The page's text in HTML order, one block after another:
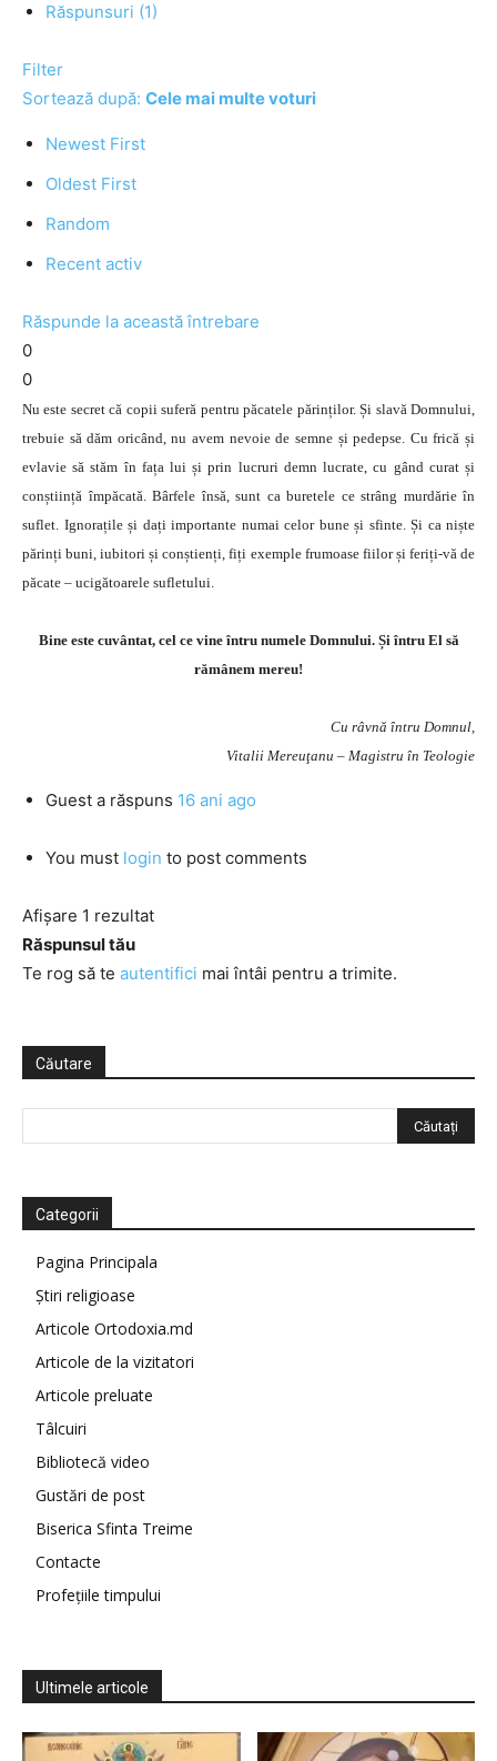
Răspunsuri (1)
Filter
Sortează după: Cele mai multe voturi
Newest First
Oldest First
Random
Recent activ
Răspunde la această întrebare
0
0
Nu este secret că copii suferă pentru păcatele părinților. Și slavă Domnului,
trebuie să dăm oricând, nu avem nevoie de semne și pedepse. Cu frică și
evlavie să stăm în fața lui și prin lucruri demn lucrate, cu gând curat și
conștiință împăcată. Bârfele însă, sunt ca buretele ce strâng murdărie în
suflet. Ignorațile și dați importante numai celor bune și sfinte. Și ca niște
părinți buni, iubitori și conștienți, fiți exemple frumoase fiilor și feriți-vă de
păcate – ucigătoarele sufletului.
Bine este cuvântat, cel ce vine întru numele Domnului. Și întru El să
rămânem mereu!
Cu râvnă întru Domnul,
Vitalii Mereuţanu – Magistru în Teologie
Guest a răspuns 16 ani ago
You must login to post comments
Afișare 1 rezultat
Răspunsul tău
Te rog să te autentifici mai întâi pentru a trimite.
Căutare
Categorii
Pagina Principala
Știri religioase
Articole Ortodoxia.md
Articole de la vizitatori
Articole preluate
Tâlcuiri
Bibliotecă video
Gustări de post
Biserica Sfinta Treime
Contacte
Profețiile timpului
Ultimele articole